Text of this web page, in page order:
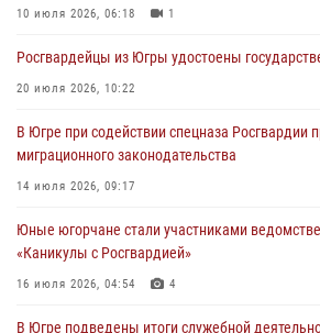
Делегация МВД Республики Беларусь
06 августа 2026, 11:29 5 1
направлении
06 августа 2026, 11:28
память генерала армии Ивана Кирилловича
06 августа 2026, 11:26 6
10 июля 2026, 06:18 1
Росгвардейцы из Югры удостоены
20 июля 2026, 10:22
В Югре при содействии спецназа Росгвардии
миграционного законодательства
14 июля 2026, 09:17
Юные югорчане стали участниками
«Каникулы с Росгвардией»
16 июля 2026, 04:54 4
В Югре подведены итоги служебной